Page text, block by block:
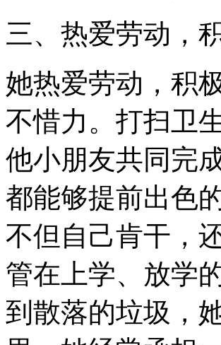
三、热爱劳动，
她热爱劳动，积
不惜力。打扫卫
他小朋友共同完
都能够提前出色
不但自己肯干，
管在上学、放学
到散落的垃圾，